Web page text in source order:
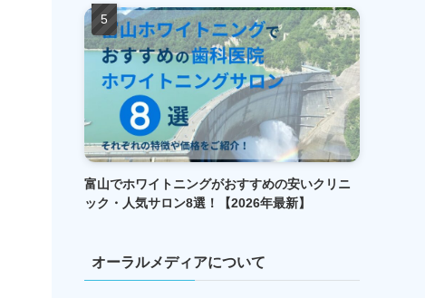
富山でホワイトニングがおすすめの安いクリニ
ック・人気サロン8選！【2026年最新】
オーラルメディアについて